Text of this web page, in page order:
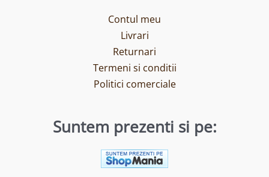
Contul meu
Livrari
Returnari
Termeni si conditii
Politici comerciale
Suntem prezenti si pe: